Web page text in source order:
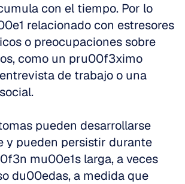
con el tiempo. Por lo
relacionado con estresores
o preocupaciones sobre
como un pru00f3ximo
de trabajo o una
pueden desarrollarse
y pueden persistir durante
mu00e1s larga, a veces
du00edas, a medida que